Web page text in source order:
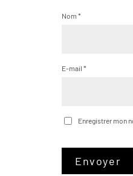
Nom *
E-mail *
Enregistrer mon